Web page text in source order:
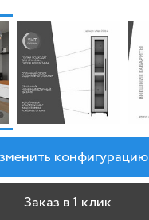
конфигурацию
Заказ в 1 клик